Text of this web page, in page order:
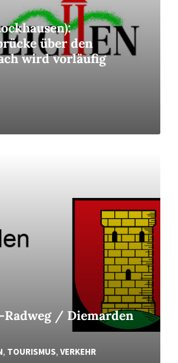
über den
wird vorläufig
/ Diemarden
, TOURISMUS, VERKEHR